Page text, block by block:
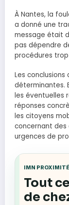
À Nantes, la
a donné une
message était
pas dépendre
procédures
Les
déterminantes.
les éventuelles
réponses
les citoyens
concernant
urgences de
IMN
Tout
de